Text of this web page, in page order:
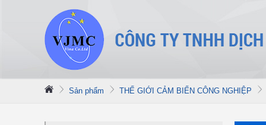
Sản phẩm THẾ GIỚI CẢM BIẾN CÔNG NGHIỆP